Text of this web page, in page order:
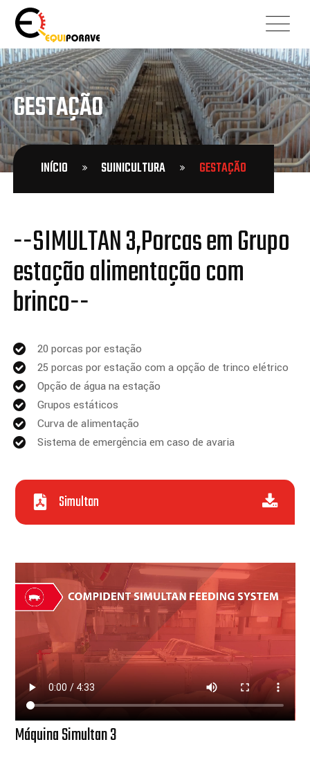
GESTAÇÃO
INÍCIO SUINICULTURA GESTAÇÃO
--SIMULTAN 3,Porcas em Grupo
estação alimentação com
brinco--
20 porcas por estação
25 porcas por estação com a opção de trinco elétrico
Opção de água na estação
Grupos estáticos
Curva de alimentação
Sistema de emergência em caso de avaria
Simultan
Máquina Simultan 3